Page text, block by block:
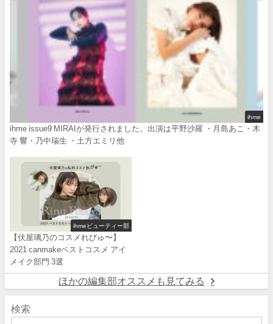
ihme
ihme issue9 MIRAIが発行されました。出演は平野沙羅 ・月島あこ・木
寺 響・乃中瑞生 ・土方エミリ他
ihmeビューティー部
【伏屋璃乃のコスメれびゅ〜】
2021 canmakeベストコスメ アイ
メイク部門 3選
ほかの編集部オススメも見てみる
検索